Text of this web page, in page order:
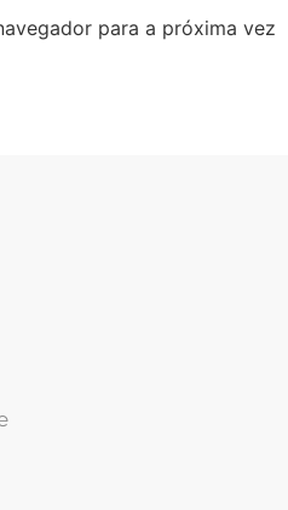
para a próxima vez